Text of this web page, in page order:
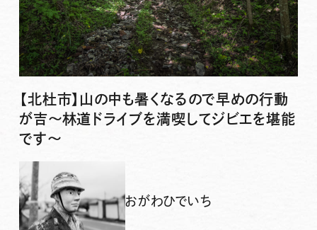
【北杜市】山の中も暑くなるので早めの行動
が吉〜林道ドライブを満喫してジビエを堪能
です〜
おがわひでいち